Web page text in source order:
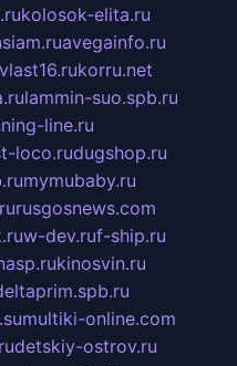
kolosok-elita.ru
avegainfo.ru
vlast16.rukorru.net
lammin-suo.spb.ru
line.ru
loco.rudugshop.ru
mymubaby.ru
rusgosnews.com
w-dev.ruf-ship.ru
kinosvin.ru
multiki-online.com
detskiy-ostrov.ru